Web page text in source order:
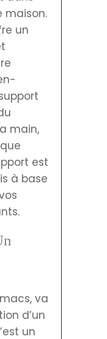
maison.
un
main,
est
à base
va
d’un
un